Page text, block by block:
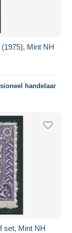
Mint NH
handelaar
set, Mint NH